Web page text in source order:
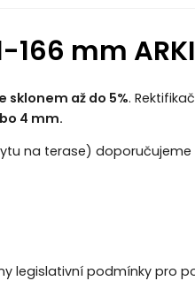
mm
sklonem až do 5%.
4 mm.
na terase) doporučujeme
legislativní podmínky pro